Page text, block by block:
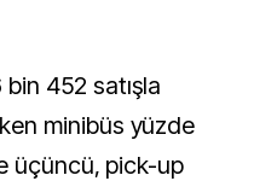
452 satışla
minibüs yüzde
üçüncü, pick-up